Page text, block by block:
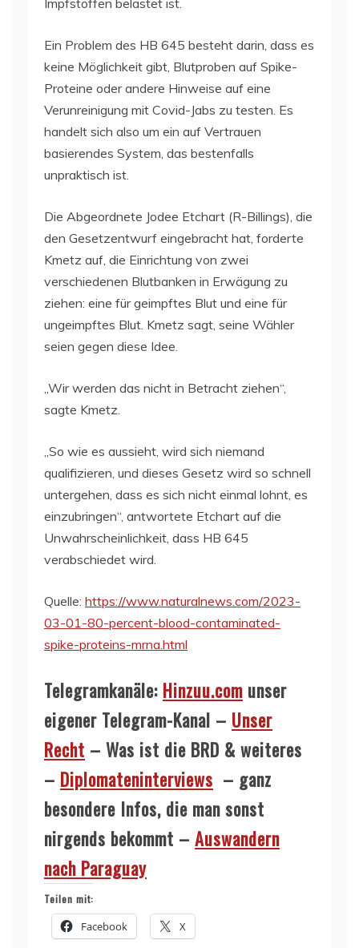
Impfstoffen belastet ist.
Ein Problem des HB 645 besteht darin, dass es
keine Möglichkeit gibt, Blutproben auf Spike-
Proteine oder andere Hinweise auf eine
Verunreinigung mit Covid-Jabs zu testen. Es
handelt sich also um ein auf Vertrauen
basierendes System, das bestenfalls
unpraktisch ist.
Die Abgeordnete Jodee Etchart (R-Billings), die
den Gesetzentwurf eingebracht hat, forderte
Kmetz auf, die Einrichtung von zwei
verschiedenen Blutbanken in Erwägung zu
ziehen: eine für geimpftes Blut und eine für
ungeimpftes Blut. Kmetz sagt, seine Wähler
seien gegen diese Idee.
„Wir werden das nicht in Betracht ziehen“,
sagte Kmetz.
„So wie es aussieht, wird sich niemand
qualifizieren, und dieses Gesetz wird so schnell
untergehen, dass es sich nicht einmal lohnt, es
einzubringen“, antwortete Etchart auf die
Unwahrscheinlichkeit, dass HB 645
verabschiedet wird.
Quelle: https://www.naturalnews.com/2023-
03-01-80-percent-blood-contaminated-
spike-proteins-mrna.html
Telegramkanäle: Hinzuu.com unser
eigener Telegram-Kanal – Unser
Recht – Was ist die BRD & weiteres
– Diplomateninterviews – ganz
besondere Infos, die man sonst
nirgends bekommt – Auswandern
nach Paraguay
Teilen mit:
Facebook X